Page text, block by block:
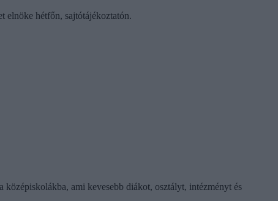
elnöke hétfőn, sajtótájékoztatón.
középiskolákba, ami kevesebb diákot, osztályt, intézményt és